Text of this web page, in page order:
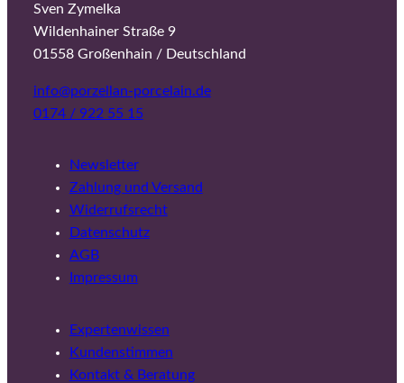
e
e
Sven Zymelka
Wildenhainer Straße 9
01558 Großenhain / Deutschland
info@porzellan-porcelain.de
0174 / 922 55 15
Newsletter
Zahlung und Versand
Widerrufsrecht
Datenschutz
AGB
Impressum
Expertenwissen
Kundenstimmen
Kontakt & Beratung